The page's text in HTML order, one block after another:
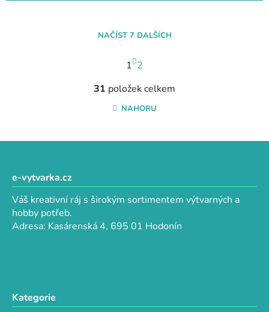
v
l
a
p
r
k
s
NAČÍST 7 DALŠÍCH
t
á
k
á
1 2
31 položek celkem
NAHORU
e-vytvarka.cz
Váš kreativní ráj s širokým sortimentem výtvarných a
hobby potřeb.
Adresa: Kasárenská 4, 695 01 Hodonín
Kategorie